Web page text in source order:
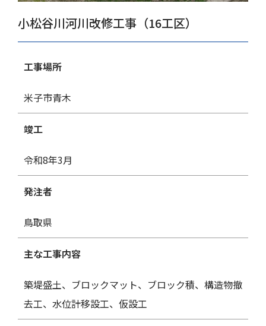
小松谷川河川改修工事（16工区）
工事場所
米子市青木
竣工
令和8年3月
発注者
鳥取県
主な工事内容
築堤盛土、ブロックマット、ブロック積、構造物撤
去工、水位計移設工、仮設工